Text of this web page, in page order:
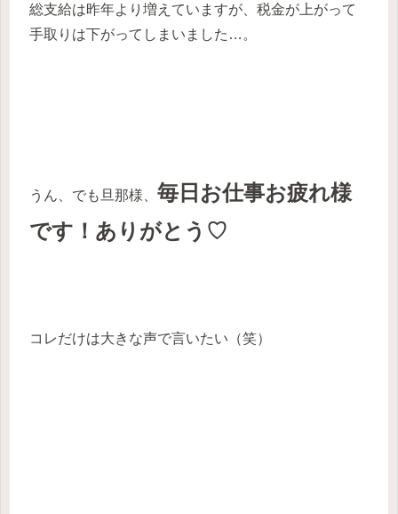
総支給は昨年より増えていますが、税金が上がって
手取りは下がってしまいました…。
うん、でも旦那様、 毎日お仕事お疲れ様
です！ありがとう♡
コレだけは大きな声で言いたい（笑）